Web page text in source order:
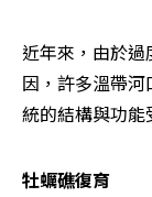
近年來，由於
因，許多溫帶
統的結構與功能
牡蠣礁復育